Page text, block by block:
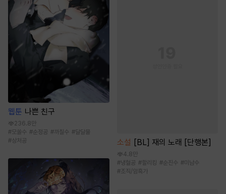
웹툰 나쁜 친구
236.8만
#모쏠수 #순정공 #까칠수 #달달물
#상처공 소설 [BL] 재의 노래 [단행본]
4.8만
#냉혈공 #할리킹 #순진수 #미남수
#조직/암흑가